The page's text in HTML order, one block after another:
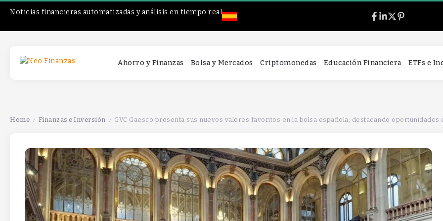
Noticias financieras automatizadas y análisis en tiempo real
Ahorro y Finanzas Bolsa y Mercados Criptomonedas Educación Financiera ETFs e
Home / Finanzas e Inversión / GVC Gaesco presenta sus nuevos valores favoritos en la bolsa española, destacando